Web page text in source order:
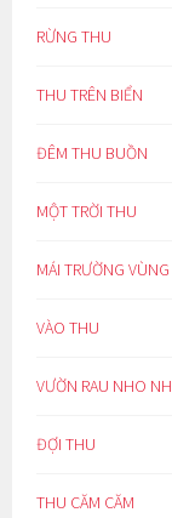
RỪNG THU
THU TRÊN BIỂN
ĐÊM THU BUỒN
MỘT TRỜI THU
MÁI TRƯỜNG
VÀO THU
VƯỜN RAU NHO
ĐỢI THU
THU CĂM CĂM